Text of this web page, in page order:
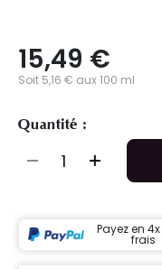
15,49 €
Soit 5,16 € aux 100 ml
Quantité :
Payez en
frais